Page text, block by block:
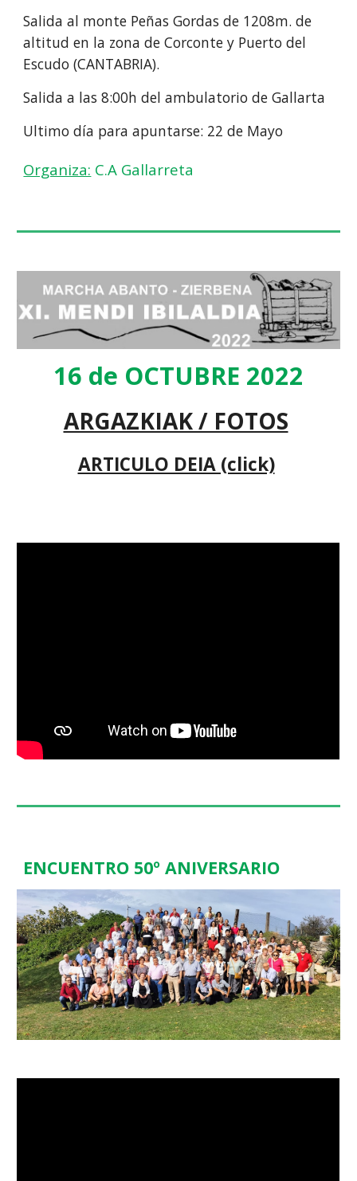
Salida al monte Peñas Gordas de 1208m. de
altitud en la zona de Corconte y Puerto del
Escudo (CANTABRIA).
Salida a las 8:00h del ambulatorio de Gallarta
Ultimo día para apuntarse: 22 de Mayo
Organiza: C.A Gallarreta
16 de OCTUBRE 2022
ARGAZKIAK / FOTOS
ARTICULO DEIA (click)
ENCUENTRO 50º ANIVERSARIO